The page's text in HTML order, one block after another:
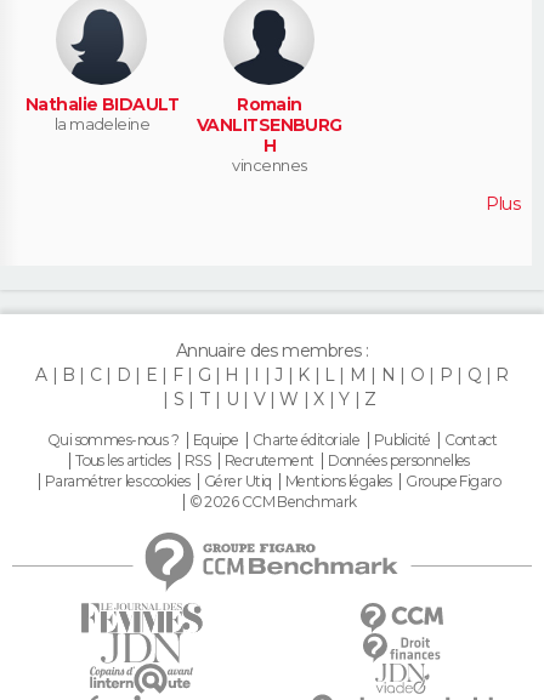
Nathalie BIDAULT
la madeleine
Romain
VANLITSENBURG
H
vincennes
Plus
Annuaire des membres :
A
B C D E F G H I J K L M N O P Q
R
S
T U V W X Y Z
Qui sommes-nous ? Equipe Charte éditoriale Publicité
Contact
Tous les articles
RSS Recrutement
Données personnelles
Paramétrer les cookies
Gérer Utiq Mentions légales
Groupe Figaro
© 2026 CCM Benchmark